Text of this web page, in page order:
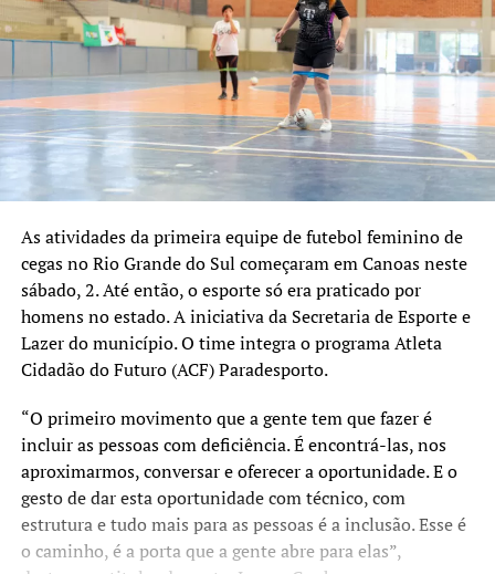
As atividades da primeira equipe de futebol feminino de
cegas no Rio Grande do Sul começaram em Canoas neste
sábado, 2. Até então, o esporte só era praticado por
homens no estado. A iniciativa da Secretaria de Esporte e
Lazer do município. O time integra o programa Atleta
Cidadão do Futuro (ACF) Paradesporto.
“O primeiro movimento que a gente tem que fazer é
incluir as pessoas com deficiência. É encontrá-las, nos
aproximarmos, conversar e oferecer a oportunidade. E o
gesto de dar esta oportunidade com técnico, com
estrutura e tudo mais para as pessoas é a inclusão. Esse é
o caminho, é a porta que a gente abre para elas”,